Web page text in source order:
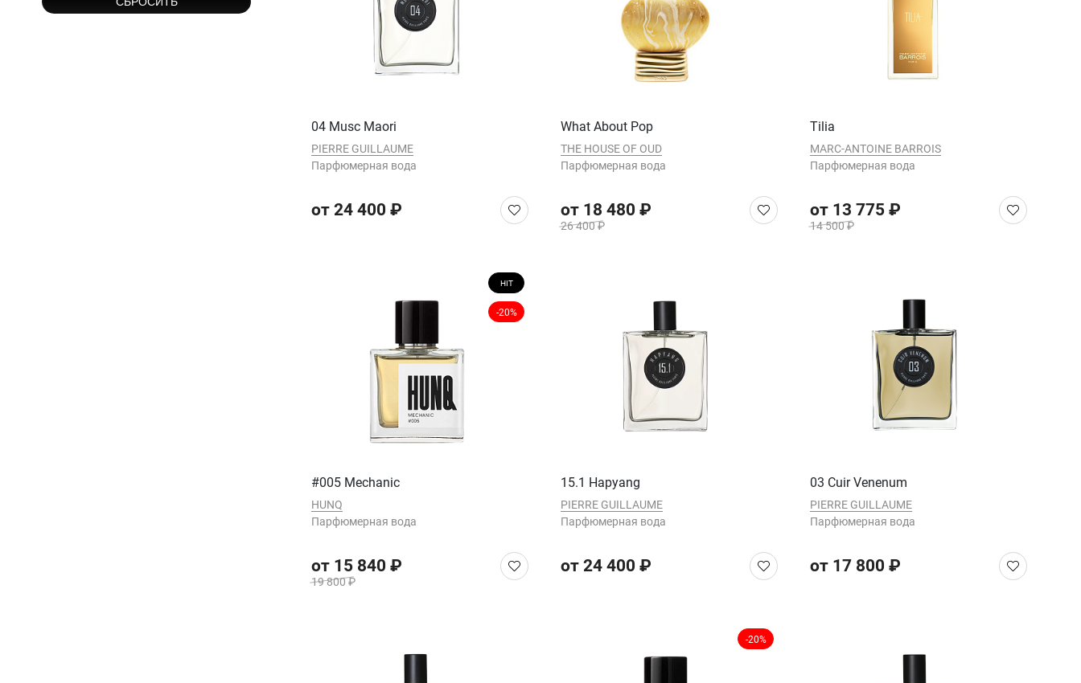
04 Musc Maori
PIERRE GUILLAUME
Парфюмерная вода
от 24 400 ₽
What About Pop
THE HOUSE OF OUD
Парфюмерная вода
от 18 480 ₽
26 400 ₽
Tilia
MARC-ANTOINE BARROIS
Парфюмерная вода
от 13 775 ₽
14 500 ₽
HIT
-20%
#005 Mechanic
HUNQ
Парфюмерная вода
от 15 840 ₽
19 800 ₽
15.1 Hapyang
PIERRE GUILLAUME
Парфюмерная вода
от 24 400 ₽
03 Cuir Venenum
PIERRE GUILLAUME
Парфюмерная вода
от 17 800 ₽
-20%